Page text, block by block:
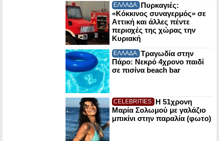
ΕΛΛΑΔΑ: Πυρκαγιές:
«Κόκκινος συναγερμός» σε
Αττική και άλλες πέντε
περιοχές της χώρας την
Κυριακή
ΕΛΛΑΔΑ: Τραγωδία στην
Πάρο: Νεκρό 4χρονο παιδί
σε πισίνα beach bar
CELEBRITIES: Η 51χρονη
Μαρία Σολωμού με γαλάζιο
μπικίνι στην παραλία (φωτο)